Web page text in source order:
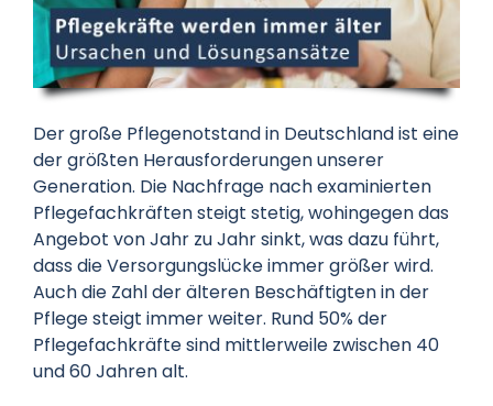
Der große Pflegenotstand in Deutschland ist eine
der größten Herausforderungen unserer
Generation. Die Nachfrage nach examinierten
Pflegefachkräften steigt stetig, wohingegen das
Angebot von Jahr zu Jahr sinkt, was dazu führt,
dass die Versorgungslücke immer größer wird.
Auch die Zahl der älteren Beschäftigten in der
Pflege steigt immer weiter. Rund 50% der
Pflegefachkräfte sind mittlerweile zwischen 40
und 60 Jahren alt.